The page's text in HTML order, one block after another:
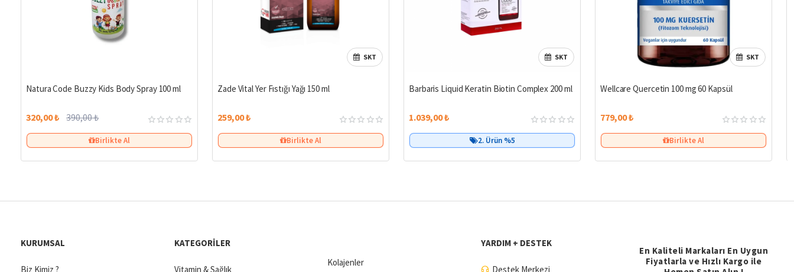
Natura Code Buzzy Kids Body Spray 100 ml
320,00 ₺ 390,00 ₺
Birlikte Al
SKT
Zade Vital Yer Fıstığı Yağı 150 ml
259,00 ₺
Birlikte Al
SKT
Barbaris Liquid Keratin Biotin Complex 200 ml
1.039,00 ₺
2. Ürün %5
SKT
Wellcare Quercetin 100 mg 60 Kapsül
779,00 ₺
Birlikte Al
KURUMSAL
Biz Kimiz ?
KATEGORILER
Vitamin & Sağlık
Kolajenler
YARDIM + DESTEK
Destek Merkezi
En Kaliteli Markaları En Uygun
Fiyatlarla ve Hızlı Kargo ile